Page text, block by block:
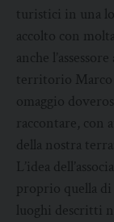
turistici in una
accolto con
anche
territorio Marco
omaggio
raccontare, con
della nostra
L’idea
proprio quella
luoghi descritti